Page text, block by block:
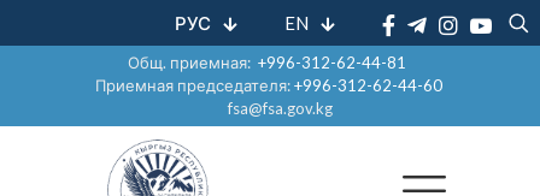
РУС EN
Общ. приемная:+996-312-62-44-81
Приемная председателя:+996-312-62-44-60
fsa@fsa.gov.kg